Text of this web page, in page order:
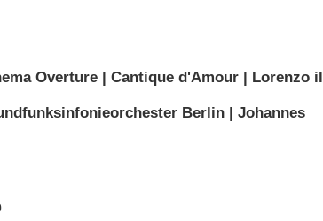
Overture | Cantique d'Amour | Lorenzo il
Berlin | Johannes